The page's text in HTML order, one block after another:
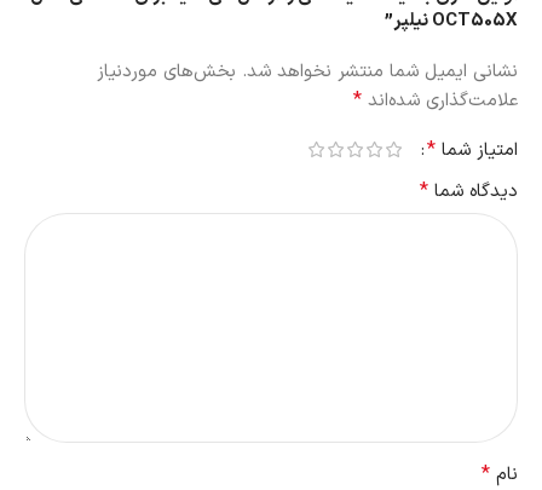
OCT505X نیلپر”
نشانی ایمیل شما منتشر نخواهد شد. بخش‌های موردنیاز
علامت‌گذاری شده‌اند *
امتیاز شما *
دیدگاه شما *
نام *